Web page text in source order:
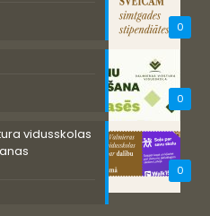
0
0
0
vidusskolas